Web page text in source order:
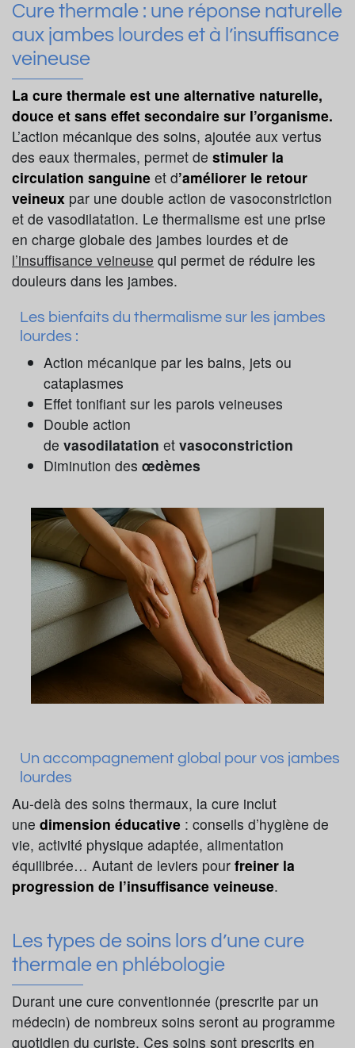
Cure thermale : une réponse naturelle
aux jambes lourdes et à l’insuffisance
veineuse
La cure thermale est une alternative naturelle,
douce et sans effet secondaire sur l’organisme.
L’action mécanique des soins, ajoutée aux vertus
des eaux thermales, permet de stimuler la
circulation sanguine et d’améliorer le retour
veineux par une double action de vasoconstriction
et de vasodilatation. Le thermalisme est une prise
en charge globale des jambes lourdes et de
l’insuffisance veineuse qui permet de réduire les
douleurs dans les jambes.
Les bienfaits du thermalisme sur les jambes
lourdes :
Action mécanique par les bains, jets ou
cataplasmes
Effet tonifiant sur les parois veineuses
Double action
de vasodilatation et vasoconstriction
Diminution des œdèmes
Un accompagnement global pour vos jambes
lourdes
Au-delà des soins thermaux, la cure inclut
une dimension éducative : conseils d’hygiène de
vie, activité physique adaptée, alimentation
équilibrée… Autant de leviers pour freiner la
progression de l’insuffisance veineuse.
Les types de soins lors d’une cure
thermale en phlébologie
Durant une cure conventionnée (prescrite par un
médecin) de nombreux soins seront au programme
quotidien du curiste. Ces soins sont prescrits en